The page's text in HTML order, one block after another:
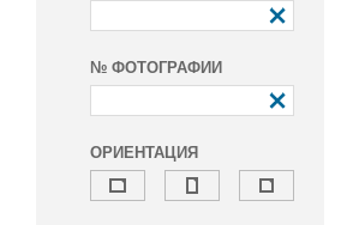
№ ФОТОГРАФИИ
ОРИЕНТАЦИЯ